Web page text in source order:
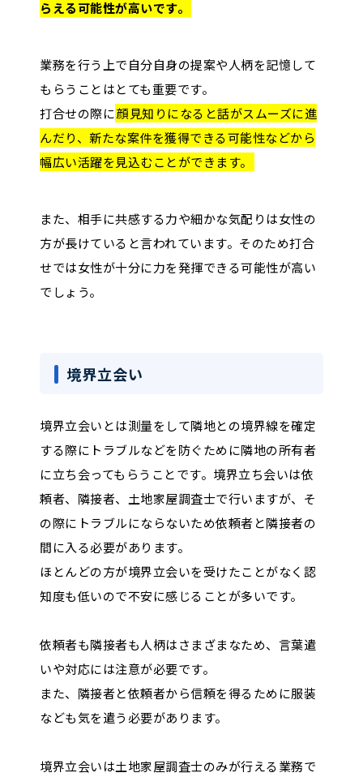
らえる可能性が高いです。
業務を行う上で自分自身の提案や人柄を記憶して
もらうことはとても重要です。
打合せの際に顔見知りになると話がスムーズに進
んだり、新たな案件を獲得できる可能性などから
幅広い活躍を見込むことができます。
また、相手に共感する力や細かな気配りは女性の
方が長けていると言われています。そのため打合
せでは女性が十分に力を発揮できる可能性が高い
でしょう。
境界立会い
境界立会いとは測量をして隣地との境界線を確定
する際にトラブルなどを防ぐために隣地の所有者
に立ち会ってもらうことです。境界立ち会いは依
頼者、隣接者、土地家屋調査士で行いますが、そ
の際にトラブルにならないため依頼者と隣接者の
間に入る必要があります。
ほとんどの方が境界立会いを受けたことがなく認
知度も低いので不安に感じることが多いです。
依頼者も隣接者も人柄はさまざまなため、言葉遣
いや対応には注意が必要です。
また、隣接者と依頼者から信頼を得るために服装
なども気を遣う必要があります。
境界立会いは土地家屋調査士のみが行える業務で